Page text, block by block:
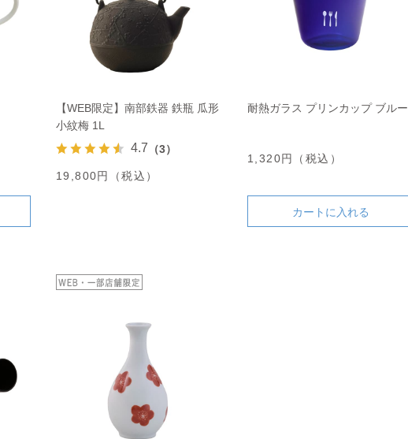
【WEB限定】南部鉄器 鉄瓶 瓜形
小紋梅 1L
4.7 （3）
19,800円（税込）
耐熱ガラス プリンカップ ブルー
1,320円（税込）
カートに入れる